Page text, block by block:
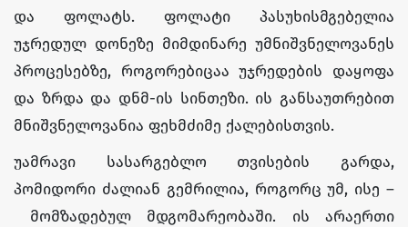
და ფოლატს. ფოლატი პასუხისმგებელია
უჯრედულ დონეზე მიმდინარე უმნიშვნელოვანეს
პროცესებზე, როგორებიცაა უჯრედების დაყოფა
და ზრდა და დნმ-ის სინთეზი. ის განსაუთრებით
მნიშვნელოვანია ფეხმძიმე ქალებისთვის.
უამრავი სასარგებლო თვისების გარდა,
პომიდორი ძალიან გემრილია, როგორც უმ, ისე –
მომზადებულ მდგომარეობაში. ის არაერთი